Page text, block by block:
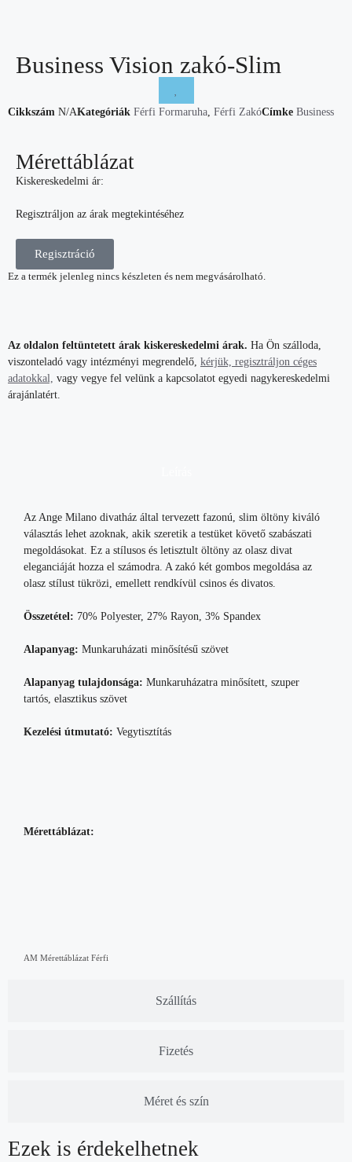
Business Vision zakó-Slim
Cikkszám N/AKategóriák Férfi Formaruha, Férfi ZakóCímke Business
Mérettáblázat
Kiskereskedelmi ár:
Regisztráljon az árak megtekintéséhez
Regisztráció
Ez a termék jelenleg nincs készleten és nem megvásárolható.
Az oldalon feltüntetett árak kiskereskedelmi árak. Ha Ön szálloda,
viszonteladó vagy intézményi megrendelő, kérjük, regisztráljon céges
adatokkal, vagy vegye fel velünk a kapcsolatot egyedi nagykereskedelmi
árajánlatért.
Szállítás
Fizetés
Méret és szín
Az Ange Milano divatház által tervezett fazonú, slim öltöny kiváló
választás lehet azoknak, akik szeretik a testüket követő szabászati
megoldásokat. Ez a stílusos és letisztult öltöny az olasz divat
eleganciáját hozza el számodra. A zakó két gombos megoldása az
olasz stílust tükrözi, emellett rendkívül csinos és divatos.
Összetétel: 70% Polyester, 27% Rayon, 3% Spandex
Alapanyag: Munkaruházati minősítésű szövet
Alapanyag tulajdonsága: Munkaruházatra minősített, szuper
tartós, elasztikus szövet
Kezelési útmutató: Vegytisztítás
Mérettáblázat:
AM Mérettáblázat Férfi
Ezek is érdekelhetnek